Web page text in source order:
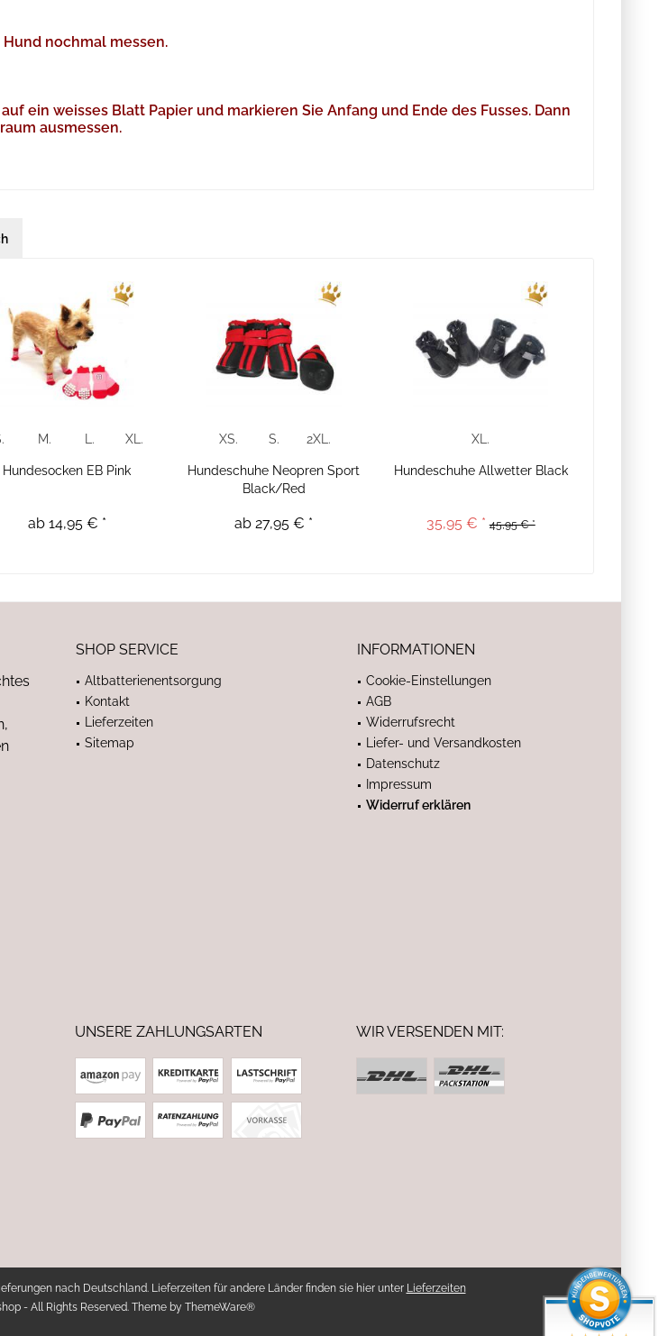
nochmal messen.
ein weisses Blatt Papier und markieren Sie Anfang und Ende des Fusses. Dann
ausmessen.
M. L. XL.
Hundesocken EB Pink
ab 14,95 € *
XS. S. 2XL.
Hundeschuhe Neopren Sport
Black/Red
ab 27,95 € *
XL.
Hundeschuhe Allwetter Black
35,95 € * 45,95 € *
SHOP SERVICE
Altbatterienentsorgung
Kontakt
Lieferzeiten
Sitemap
INFORMATIONEN
Cookie-Einstellungen
AGB
Widerrufsrecht
Liefer- und Versandkosten
Datenschutz
Impressum
Widerruf erklären
UNSERE ZAHLUNGSARTEN WIR VERSENDEN MIT:
nach Deutschland. Lieferzeiten für andere Länder finden sie hier unter Lieferzeiten
- All Rights Reserved. Theme by ThemeWare®